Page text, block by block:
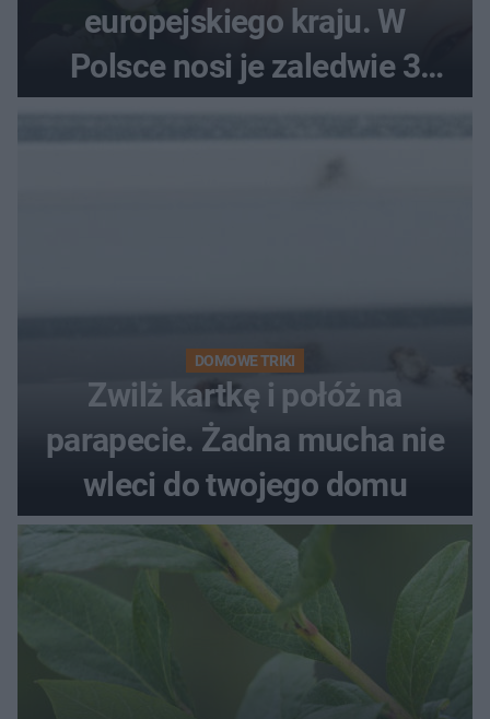
europejskiego kraju. W
Polsce nosi je zaledwie 3
kobiety
DOMOWE TRIKI
Zwilż kartkę i połóż na
parapecie. Żadna mucha nie
wleci do twojego domu